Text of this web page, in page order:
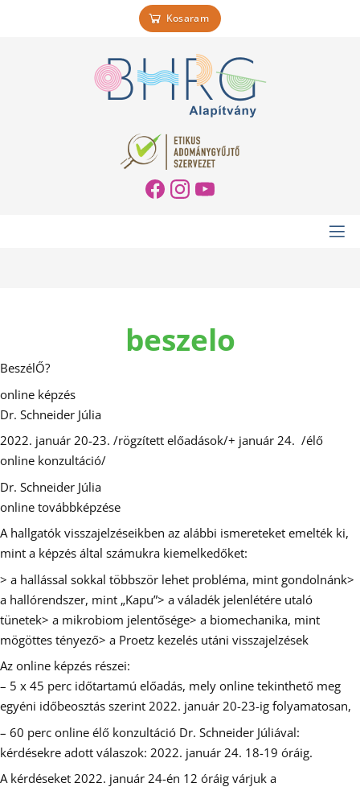
Kosaram
beszelo
BeszélŐ?
online képzés
Dr. Schneider Júlia
2022. január 20-23. /rögzített előadások/+ január 24. /élő
online konzultáció/
Dr. Schneider Júlia
online továbbképzése
A hallgatók visszajelzéseikben az alábbi ismereteket emelték ki,
mint a képzés által számukra kiemelkedőket:
> a hallással sokkal többször lehet probléma, mint gondolnánk>
a hallórendszer, mint „Kapu”> a váladék jelenlétére utaló
tünetek> a mikrobiom jelentősége> a biomechanika, mint
mögöttes tényező> a Proetz kezelés utáni visszajelzések
Az online képzés részei:
– 5 x 45 perc időtartamú előadás, mely online tekinthető meg
egyéni időbeosztás szerint 2022. január 20-23-ig folyamatosan,
– 60 perc online élő konzultáció Dr. Schneider Júliával:
kérdésekre adott válaszok: 2022. január 24. 18-19 óráig.
A kérdéseket ​2022. január 24-én 12 óráig várjuk a